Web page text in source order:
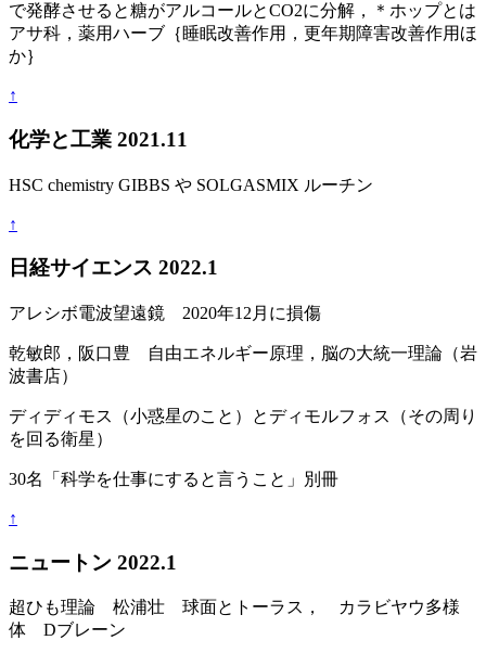
で発酵させると糖がアルコールとCO2に分解，＊ホップとは
アサ科，薬用ハーブ｛睡眠改善作用，更年期障害改善作用ほ
か｝
↑
化学と工業 2021.11
HSC chemistry GIBBS や SOLGASMIX ルーチン
↑
日経サイエンス 2022.1
アレシボ電波望遠鏡 2020年12月に損傷
乾敏郎，阪口豊 自由エネルギー原理，脳の大統一理論（岩
波書店）
ディディモス（小惑星のこと）とディモルフォス（その周り
を回る衛星）
30名「科学を仕事にすると言うこと」別冊
↑
ニュートン 2022.1
超ひも理論 松浦壮 球面とトーラス， カラビヤウ多様
体 Dブレーン